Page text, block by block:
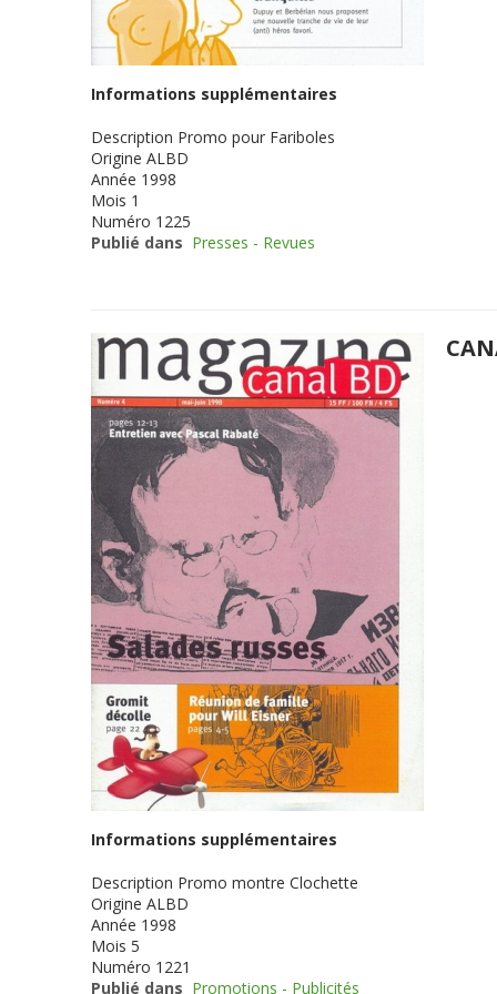
Informations supplémentaires
Description Promo pour Fariboles
Origine ALBD
Année 1998
Mois 1
Numéro 1225
Publié dans Presses - Revues
Informations supplémentaires
Description Promo montre Clochette
Origine ALBD
Année 1998
Mois 5
Numéro 1221
Publié dans Promotions - Publicités